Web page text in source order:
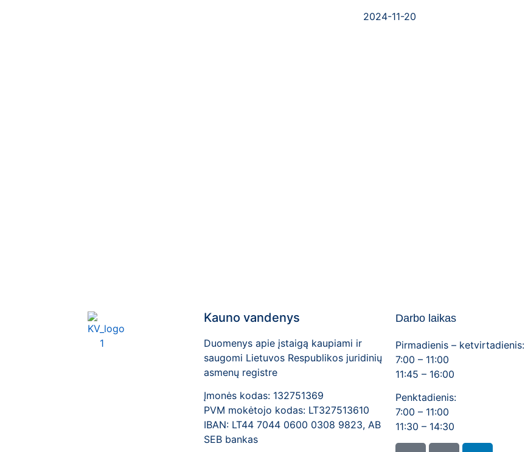
2024-11-20
Kauno vandenys
Duomenys apie įstaigą kaupiami ir
saugomi Lietuvos Respublikos juridinių
asmenų registre
Įmonės kodas: 132751369
PVM mokėtojo kodas: LT327513610
IBAN: LT44 7044 0600 0308 9823, AB
SEB bankas
Darbo laikas
Pirmadienis – ketvirtadienis:
7:00 – 11:00
11:45 – 16:00
Penktadienis:
7:00 – 11:00
11:30 – 14:30